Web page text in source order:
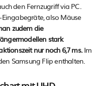
den Fernzugriff via PC.
also Mäuse
zudem die
stark
nur noch 6,7 ms.Im
Samsung Flip enthalten.